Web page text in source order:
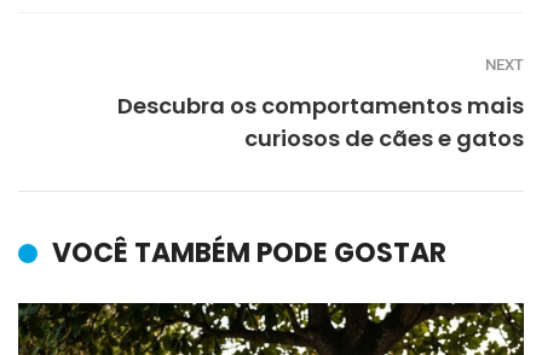
NEXT
Descubra os comportamentos mais
curiosos de cães e gatos
VOCÊ TAMBÉM PODE GOSTAR